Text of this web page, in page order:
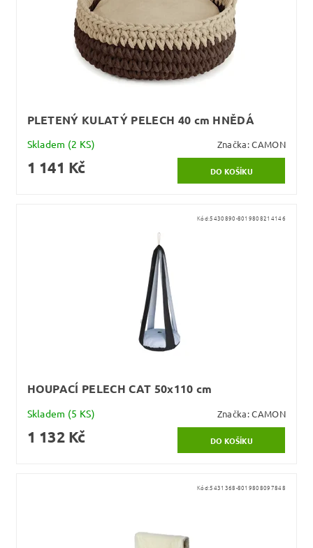
PLETENÝ KULATÝ PELECH 40 cm HNĚDÁ
Skladem (2 KS) Značka:CAMON
1 141 Kč
Kód:5430890-8019808214146
HOUPACÍ PELECH CAT 50x110 cm
Skladem (5 KS) Značka:CAMON
1 132 Kč
Kód:5431368-8019808097848